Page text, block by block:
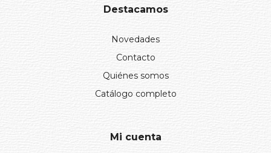
Destacamos
Novedades
Contacto
Quiénes somos
Catálogo completo
Mi cuenta